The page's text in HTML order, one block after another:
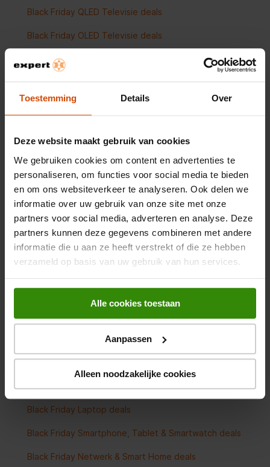
Toestemming Details Over
Deze website maakt gebruik van cookies
We gebruiken cookies om content en advertenties te
personaliseren, om functies voor social media te bieden
en om ons websiteverkeer te analyseren. Ook delen we
informatie over uw gebruik van onze site met onze
partners voor social media, adverteren en analyse. Deze
partners kunnen deze gegevens combineren met andere
informatie die u aan ze heeft verstrekt of die ze hebben
verzameld op basis van uw gebruik van hun services.
Alle cookies toestaan
Aanpassen
Alleen noodzakelijke cookies
Black Friday QLED Televisie deals
Black Friday OLED Televisie deals
Black Friday 55 inch Televisie deals
Black Friday 65 inch Televisie deals
Black Friday 75 inch Televisie deals
Black Friday Soundbar deals
Black Friday Speakers deals
Black Friday Koptelefoons & Oordopjes deals
Black Friday Oordopjes deals
Alle Black Friday Audio deals
Black Friday multimedia deals
Black Friday Laptop deals
Black Friday Smartphone, Tablet & Smartwatch deals
Black Friday Netwerk & Smart Home deals